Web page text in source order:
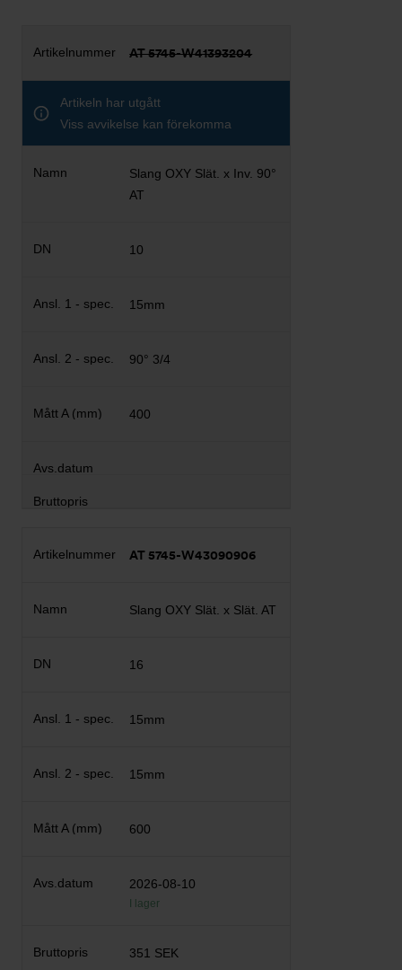
AT 5745-W41393204
Artikeln har utgått
Viss avvikelse kan förekomma
Slang OXY Slät. x Inv. 90°
AT
10
15mm
90° 3/4
400
AT 5745-W43090906
Slang OXY Slät. x Slät. AT
16
15mm
15mm
600
2026-08-10
I lager
351 SEK